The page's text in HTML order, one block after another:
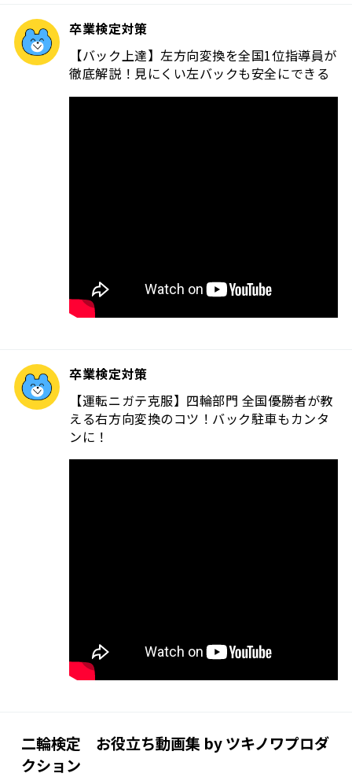
卒業検定対策
【バック上達】左方向変換を全国1位指導員が
徹底解説！見にくい左バックも安全にできる
卒業検定対策
【運転ニガテ克服】四輪部門 全国優勝者が教
える右方向変換のコツ！バック駐車もカンタ
ンに！
二輪検定 お役立ち動画集 by ツキノワプロダ
クション